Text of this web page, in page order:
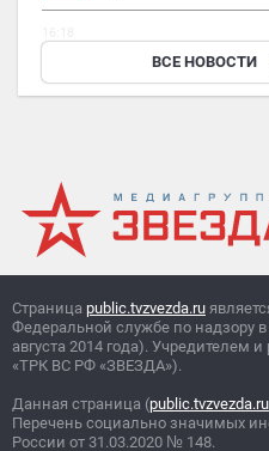
«Веселый молочник» из США
его семью могут выдворить из
ВСЕ НОВОСТИ
Страница public.tvzvezda.ru
Федеральной службе по надзору
августа 2014 года).
«ТРК ВС РФ «ЗВЕЗДА»).
Данная страница (public.tvzvezda.ru
Перечень социально значимых
России от 31.03.2020 № 148.